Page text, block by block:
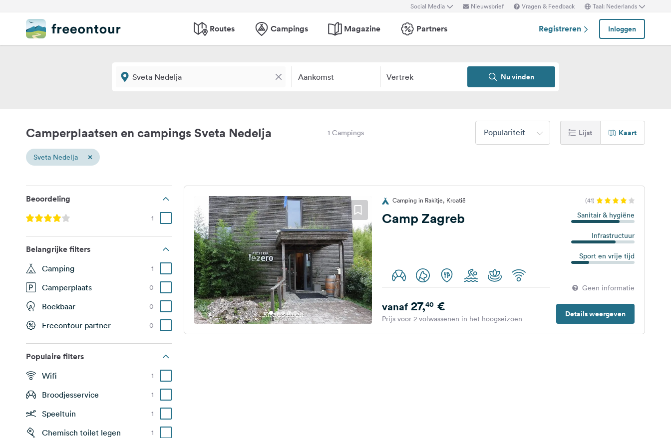
Social Media Nieuwsbrief Vragen & Feedback Taal: Nederlands
Routes Campings Magazine Partners Registreren Inloggen
Aankomst Vertrek Nu vinden
Camperplaatsen en campings Sveta Nedelja 1 Campings Populariteit Lijst Kaart
Sveta Nedelja ×
Beoordeling
1
Belangrijke filters
Camping 1
Camperplaats 0
Boekbaar 0
Freeontour partner 0
Populaire filters
Wifi 1
Broodjesservice 1
Speeltuin 1
Chemisch toilet legen 1
Camping in Rakitje, Kroatië (41)
Camp Zagreb Sanitair & hygiëne
Infrastructuur
Sport en vrije tijd
Geen informatie
Details weergeven
vanaf27,40€
Prijs voor 2 volwassenen in het hoogseizoen